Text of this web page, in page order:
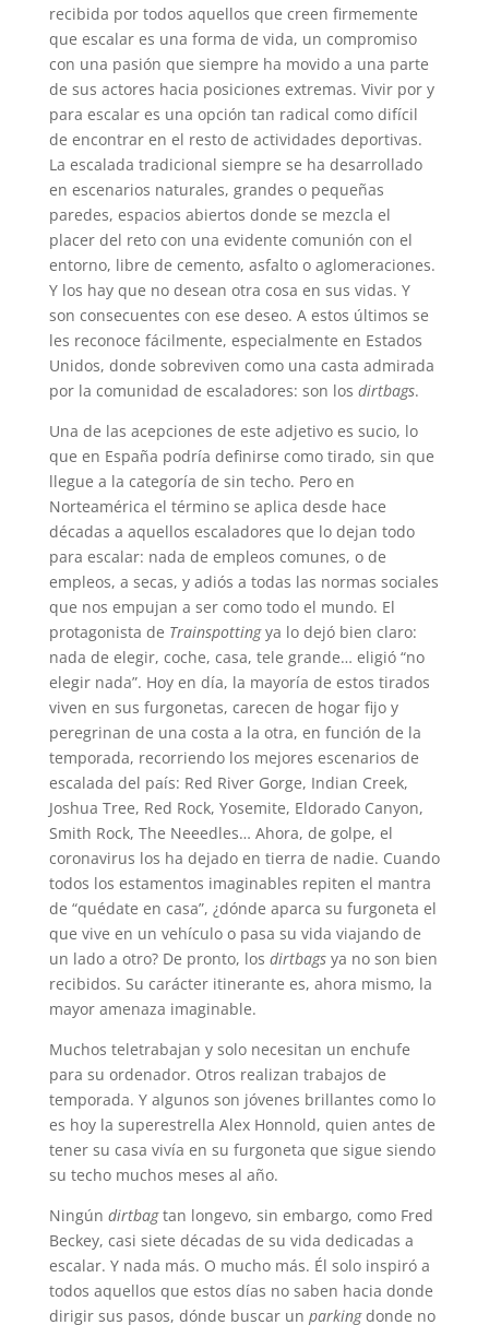
recibida por todos aquellos que creen firmemente
que escalar es una forma de vida, un compromiso
con una pasión que siempre ha movido a una parte
de sus actores hacia posiciones extremas. Vivir por y
para escalar es una opción tan radical como difícil
de encontrar en el resto de actividades deportivas.
La escalada tradicional siempre se ha desarrollado
en escenarios naturales, grandes o pequeñas
paredes, espacios abiertos donde se mezcla el
placer del reto con una evidente comunión con el
entorno, libre de cemento, asfalto o aglomeraciones.
Y los hay que no desean otra cosa en sus vidas. Y
son consecuentes con ese deseo. A estos últimos se
les reconoce fácilmente, especialmente en Estados
Unidos, donde sobreviven como una casta admirada
por la comunidad de escaladores: son los dirtbags.
Una de las acepciones de este adjetivo es sucio, lo
que en España podría definirse como tirado, sin que
llegue a la categoría de sin techo. Pero en
Norteamérica el término se aplica desde hace
décadas a aquellos escaladores que lo dejan todo
para escalar: nada de empleos comunes, o de
empleos, a secas, y adiós a todas las normas sociales
que nos empujan a ser como todo el mundo. El
protagonista de Trainspottingya lo dejó bien claro:
nada de elegir, coche, casa, tele grande… eligió “no
elegir nada”. Hoy en día, la mayoría de estos tirados
viven en sus furgonetas, carecen de hogar fijo y
peregrinan de una costa a la otra, en función de la
temporada, recorriendo los mejores escenarios de
escalada del país: Red River Gorge, Indian Creek,
Joshua Tree, Red Rock, Yosemite, Eldorado Canyon,
Smith Rock, The Neeedles… Ahora, de golpe, el
coronavirus los ha dejado en tierra de nadie. Cuando
todos los estamentos imaginables repiten el mantra
de “quédate en casa”, ¿dónde aparca su furgoneta el
que vive en un vehículo o pasa su vida viajando de
un lado a otro? De pronto, los dirtbags ya no son bien
recibidos. Su carácter itinerante es, ahora mismo, la
mayor amenaza imaginable.
Muchos teletrabajan y solo necesitan un enchufe
para su ordenador. Otros realizan trabajos de
temporada. Y algunos son jóvenes brillantes como lo
es hoy la superestrella Alex Honnold, quien antes de
tener su casa vivía en su furgoneta que sigue siendo
su techo muchos meses al año.
Ningún dirtbagtan longevo, sin embargo, como Fred
Beckey, casi siete décadas de su vida dedicadas a
escalar. Y nada más. O mucho más. Él solo inspiró a
todos aquellos que estos días no saben hacia donde
dirigir sus pasos, dónde buscar un parkingdonde no